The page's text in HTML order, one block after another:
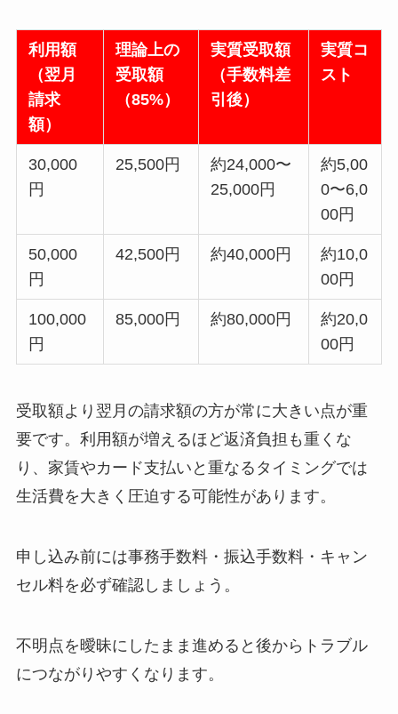
利用額
（翌月
請求
額）
理論上の
受取額
（85%）
実質受取額
（手数料差
引後）
実質コ
スト
30,000
円
25,500円
約24,000〜
25,000円
約5,00
0〜6,0
00円
50,000
円
42,500円 約40,000円
約10,0
00円
100,000
円
85,000円 約80,000円
約20,0
00円
受取額より翌月の請求額の方が常に大きい点が重
要です。利用額が増えるほど返済負担も重くな
り、家賃やカード支払いと重なるタイミングでは
生活費を大きく圧迫する可能性があります。
申し込み前には事務手数料・振込手数料・キャン
セル料を必ず確認しましょう。
不明点を曖昧にしたまま進めると後からトラブル
につながりやすくなります。